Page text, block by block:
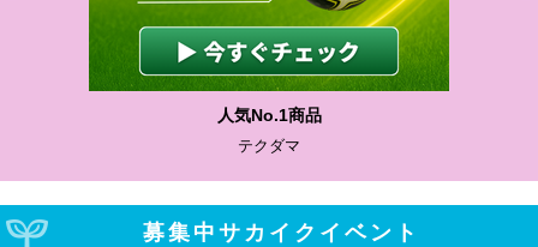
わかりやすい質問に沿って書ける
サカイクサッカーノート
募集中サカイクイベント